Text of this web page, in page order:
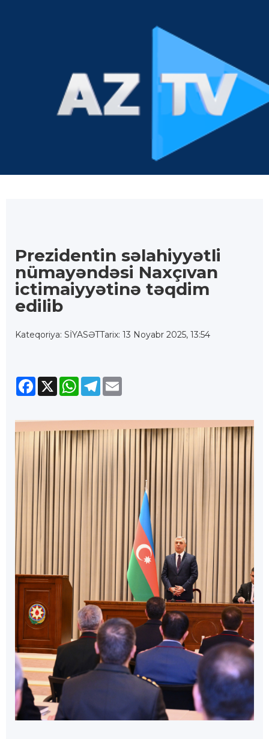
Prezidentin səlahiyyətli
nümayəndəsi Naxçıvan
ictimaiyyətinə təqdim
edilib
Kateqoriya: SİYASƏTTarix: 13 Noyabr 2025, 13:54
Facebook
X WhatsApp
Telegram